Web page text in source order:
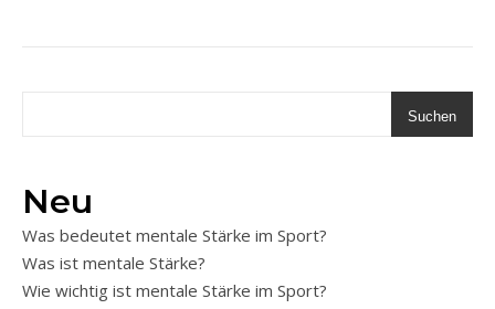
Suchen
Neu
Was bedeutet mentale Stärke im Sport?
Was ist mentale Stärke?
Wie wichtig ist mentale Stärke im Sport?